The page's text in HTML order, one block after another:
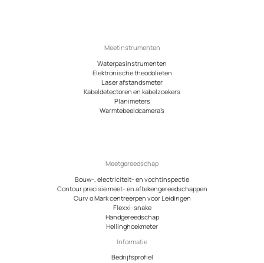
Meetinstrumenten
Waterpasinstrumenten
Elektronische theodolieten
Laser afstandsmeter
Kabeldetectoren en kabelzoekers
Planimeters
Warmtebeeldcamera’s
Meetgereedschap
Bouw-, electriciteit- en vochtinspectie
Contour precisie meet- en aftekengereedschappen
Curv o Mark centreerpen voor Leidingen
Flexxi-snake
Handgereedschap
Hellinghoekmeter
Informatie
Bedrijfsprofiel